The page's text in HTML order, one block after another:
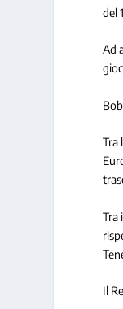
del
Ad
Tra
Tra
Il